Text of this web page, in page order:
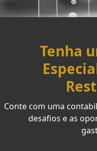
Tenha
Conte com uma
desafios e as